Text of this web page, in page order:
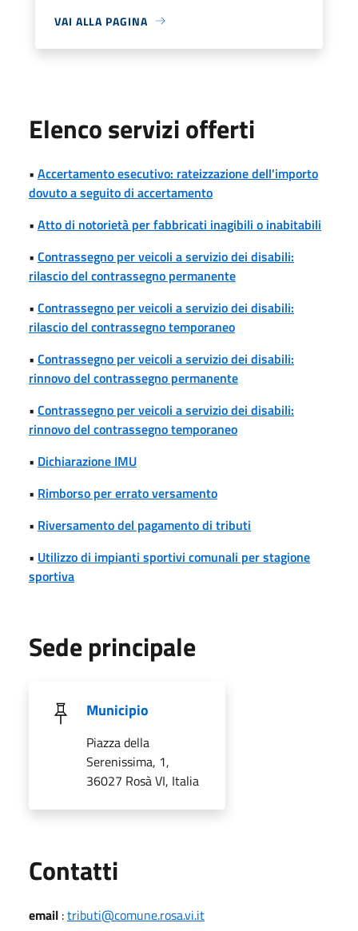
VAI ALLA PAGINA
Elenco servizi offerti
• Accertamento esecutivo: rateizzazione dell'importo
dovuto a seguito di accertamento
• Atto di notorietà per fabbricati inagibili o inabitabili
• Contrassegno per veicoli a servizio dei disabili:
rilascio del contrassegno permanente
• Contrassegno per veicoli a servizio dei disabili:
rilascio del contrassegno temporaneo
• Contrassegno per veicoli a servizio dei disabili:
rinnovo del contrassegno permanente
• Contrassegno per veicoli a servizio dei disabili:
rinnovo del contrassegno temporaneo
• Dichiarazione IMU
• Rimborso per errato versamento
• Riversamento del pagamento di tributi
• Utilizzo di impianti sportivi comunali per stagione
sportiva
Sede principale
Municipio
Piazza della
Serenissima, 1,
36027 Rosà VI, Italia
Contatti
email :tributi@comune.rosa.vi.it